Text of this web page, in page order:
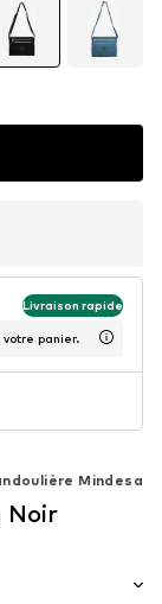
Livraison rapide
panier.
Mindesa
Noir